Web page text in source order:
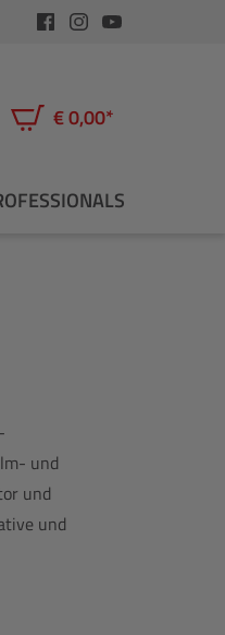
€ 0,00*
Warenkorb enthält 0
und
und
und